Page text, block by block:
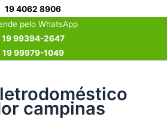
19 4062 8906
pelo WhatsApp
19 99394-2647
19 99979-1049
campinas